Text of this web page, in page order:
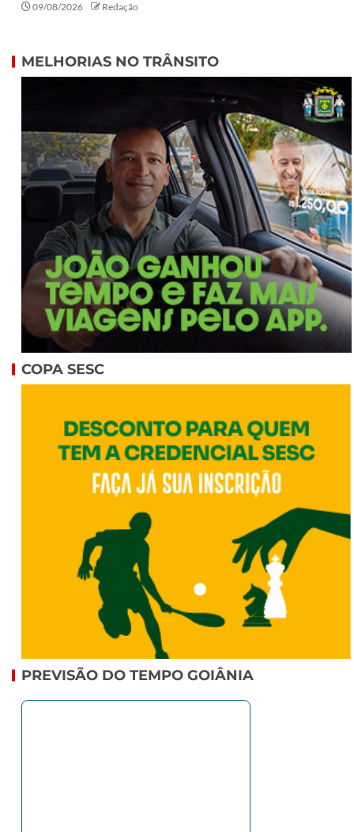
09/08/2026 Redação
MELHORIAS NO TRÂNSITO
COPA SESC
PREVISÃO DO TEMPO GOIÂNIA